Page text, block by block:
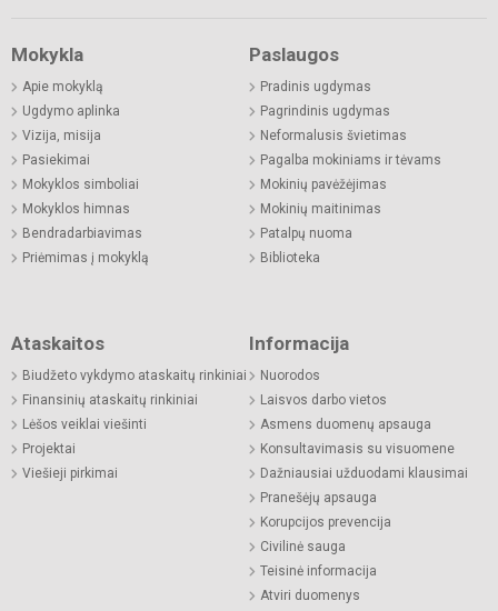
Mokykla
Apie mokyklą
Ugdymo aplinka
Vizija, misija
Pasiekimai
Mokyklos simboliai
Mokyklos himnas
Bendradarbiavimas
Priėmimas į mokyklą
Paslaugos
Pradinis ugdymas
Pagrindinis ugdymas
Neformalusis švietimas
Pagalba mokiniams ir tėvams
Mokinių pavėžėjimas
Mokinių maitinimas
Patalpų nuoma
Biblioteka
Ataskaitos
Biudžeto vykdymo ataskaitų rinkiniai
Finansinių ataskaitų rinkiniai
Lėšos veiklai viešinti
Projektai
Viešieji pirkimai
Informacija
Nuorodos
Laisvos darbo vietos
Asmens duomenų apsauga
Konsultavimasis su visuomene
Dažniausiai užduodami klausimai
Pranešėjų apsauga
Korupcijos prevencija
Civilinė sauga
Teisinė informacija
Atviri duomenys